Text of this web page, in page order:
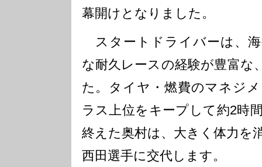
幕開けとなりました。
スタートドライバーは、
な耐久レースの経験が豊富な
た。タイヤ・燃費のマネジ
ラス上位をキープして約2時
終えた奥村は、大きく体力を
西田選手に交代します。